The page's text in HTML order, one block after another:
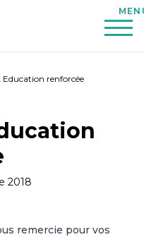
Education renforcée
2018
remercie pour vos